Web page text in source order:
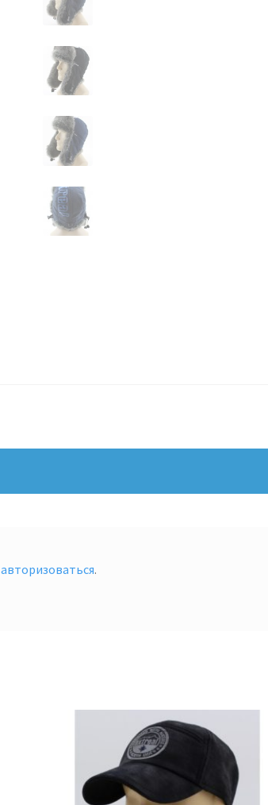
авторизоваться.